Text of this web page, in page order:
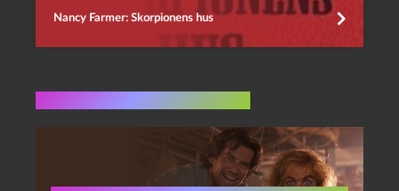
Nancy Farmer: Skorpionens hus